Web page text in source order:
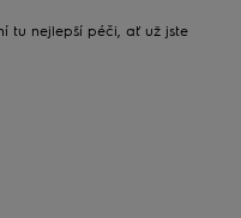
tu nejlepší péči, ať už jste